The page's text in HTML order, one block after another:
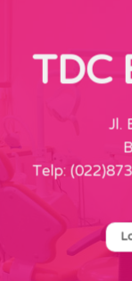
TDC
Jl.
Telp: